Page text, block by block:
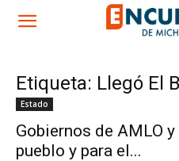
Etiqueta: Llegó El
Estado
Gobiernos de AMLO
pueblo y para el...